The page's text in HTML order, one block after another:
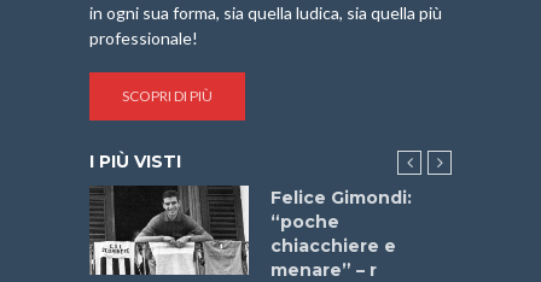
in ogni sua forma, sia quella ludica, sia quella più
professionale!
SCOPRI DI PIÙ
I PIÙ VISTI
Felice Gimondi:
“poche
chiacchiere e
menare” – r